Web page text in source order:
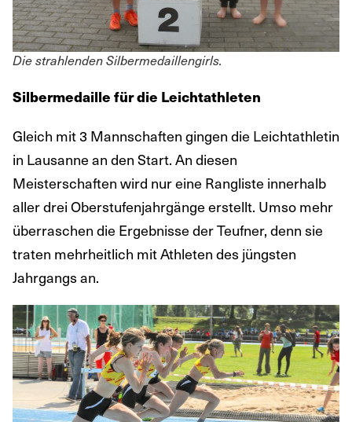
Die strahlenden Silbermedaillengirls.
Silbermedaille für die Leichtathleten
Gleich mit 3 Mannschaften gingen die Leichtathletin
in Lausanne an den Start. An diesen
Meisterschaften wird nur eine Rangliste innerhalb
aller drei Oberstufenjahrgänge erstellt. Umso mehr
überraschen die Ergebnisse der Teufner, denn sie
traten mehrheitlich mit Athleten des jüngsten
Jahrgangs an.